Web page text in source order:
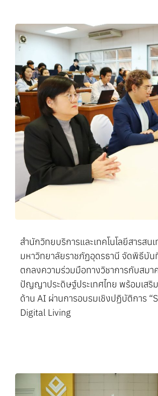
สำนักวิทยบริการและเทคโนโลยีสารสน
มหาวิทยาลัยราชภัฏอุดรธานี จัดพิธีบั
ตกลงความร่วมมือทางวิชาการกับสมา
ปัญญาประดิษฐ์ประเทศไทย พร้อมเสริ
ด้าน AI ผ่านการอบรมเชิงปฏิบัติการ
Digital Living